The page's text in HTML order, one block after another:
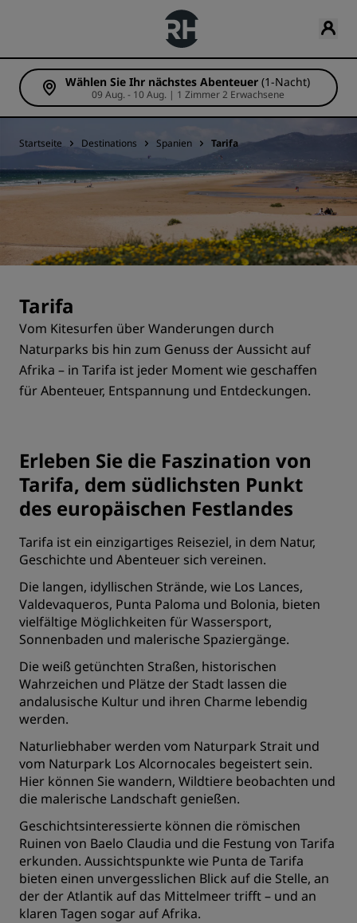
Wählen Sie Ihr nächstes Abenteuer (1-Nacht)
09 Aug. - 10 Aug. | 1 Zimmer 2 Erwachsene
Startseite Destinations Spanien Tarifa
Tarifa
Vom Kitesurfen über Wanderungen durch
Naturparks bis hin zum Genuss der Aussicht auf
Afrika – in Tarifa ist jeder Moment wie geschaffen
für Abenteuer, Entspannung und Entdeckungen.
Erleben Sie die Faszination von
Tarifa, dem südlichsten Punkt
des europäischen Festlandes
Tarifa ist ein einzigartiges Reiseziel, in dem Natur,
Geschichte und Abenteuer sich vereinen.
Die langen, idyllischen Strände, wie Los Lances,
Valdevaqueros, Punta Paloma und Bolonia, bieten
vielfältige Möglichkeiten für Wassersport,
Sonnenbaden und malerische Spaziergänge.
Die weiß getünchten Straßen, historischen
Wahrzeichen und Plätze der Stadt lassen die
andalusische Kultur und ihren Charme lebendig
werden.
Naturliebhaber werden vom Naturpark Strait und
vom Naturpark Los Alcornocales begeistert sein.
Hier können Sie wandern, Wildtiere beobachten und
die malerische Landschaft genießen.
Geschichtsinteressierte können die römischen
Ruinen von Baelo Claudia und die Festung von Tarifa
erkunden. Aussichtspunkte wie Punta de Tarifa
bieten einen unvergesslichen Blick auf die Stelle, an
der der Atlantik auf das Mittelmeer trifft – und an
klaren Tagen sogar auf Afrika.